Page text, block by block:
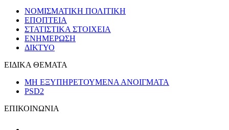
ΝΟΜΙΣΜΑΤΙΚΗ ΠΟΛΙΤΙΚΗ
ΕΠΟΠΤΕΙΑ
ΣΤΑΤΙΣΤΙΚΑ ΣΤΟΙΧΕΙΑ
ΕΝΗΜΕΡΩΣΗ
ΔΙΚΤΥΟ
ΕΙΔΙΚΑ ΘΕΜΑΤΑ
ΜΗ ΕΞΥΠΗΡΕΤΟΥΜΕΝΑ ΑΝΟΙΓΜΑΤΑ
PSD2
ΕΠΙΚΟΙΝΩΝΙΑ